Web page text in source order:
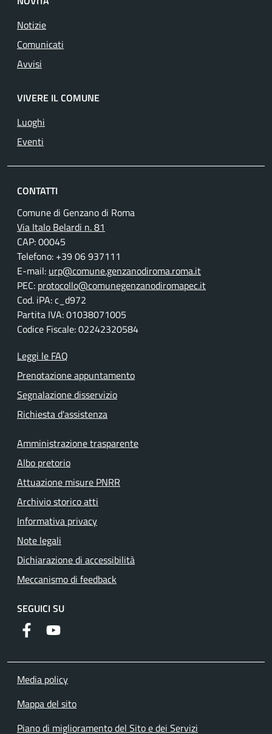
Notizie
Comunicati
Avvisi
VIVERE IL COMUNE
Luoghi
Eventi
CONTATTI
Comune di Genzano di Roma
Via Italo Belardi n. 81
CAP: 00045
Telefono: +39 06 937111
E-mail: urp@comune.genzanodiroma.roma.it
PEC: protocollo@comunegenzanodiromapec.it
Cod. iPA: c_d972
Partita IVA: 01038071005
Codice Fiscale: 02242320584
Leggi le FAQ
Prenotazione appuntamento
Segnalazione disservizio
Richiesta d'assistenza
Amministrazione trasparente
Albo pretorio
Attuazione misure PNRR
Archivio storico atti
Informativa privacy
Note legali
Dichiarazione di accessibilità
Meccanismo di feedback
SEGUICI SU
FacebookYouTube
Media policy
Mappa del sito
Piano di miglioramento del Sito e dei Servizi